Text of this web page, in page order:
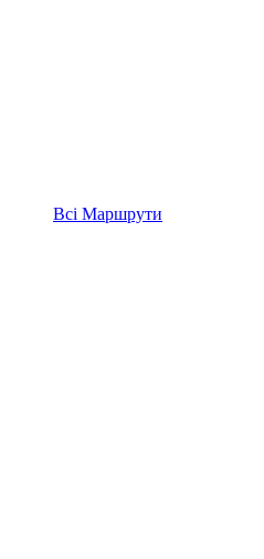
Всі Маршрути